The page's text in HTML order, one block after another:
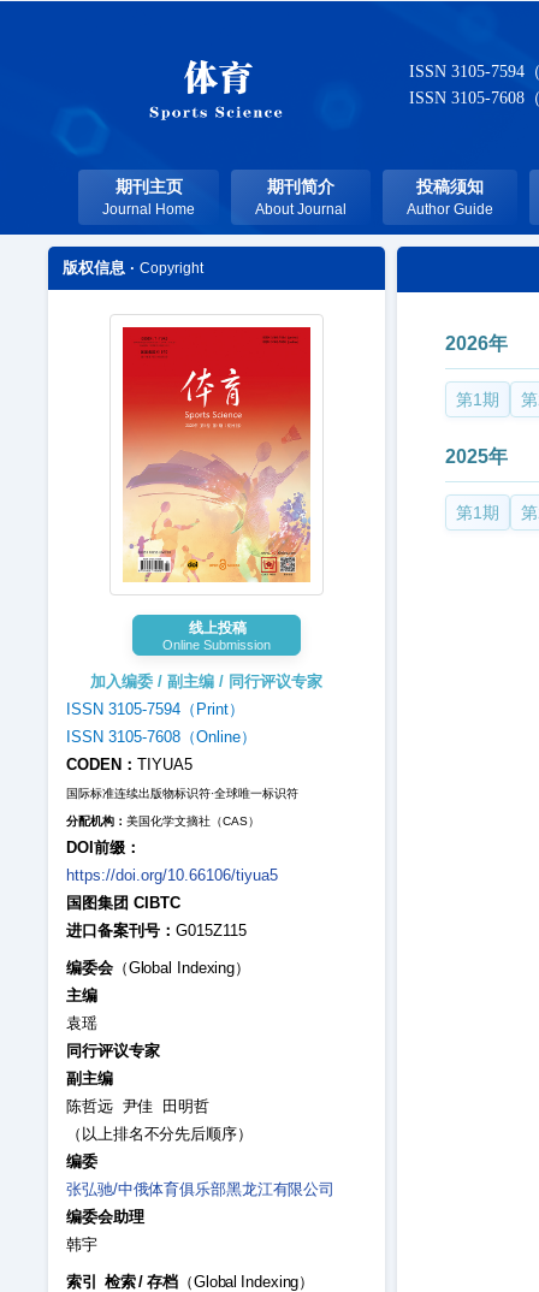
ISSN 3105-7594
ISSN 3105-7608
期刊主页
Journal Home
期刊简介
About Journal
投稿须知
Author Guide
版权信息 · Copyright
线上投稿
Online Submission
加入编委 / 副主编 / 同行评议专家
ISSN 3105-7594（Print）
ISSN 3105-7608（Online）
CODEN： TIYUA5
国际标准连续出版物标识符·全球唯一标识符
分配机构： 美国化学文摘社（CAS）
DOI前缀：
https://doi.org/10.66106/tiyua5
国图集团 CIBTC
进口备案刊号： G015Z115
编委会（Global Indexing）
主编
袁瑶
同行评议专家
副主编
陈哲远 尹佳 田明哲
（以上排名不分先后顺序）
编委
张弘驰/中俄体育俱乐部黑龙江有限公司
编委会助理
韩宇
索引 检索 / 存档（Global Indexing）
2026年
第1期
2025年
第1期